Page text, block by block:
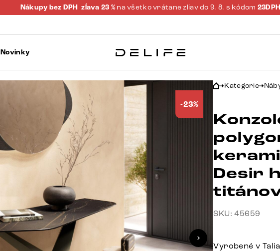
Nákupy bez DPH zĺava 23 % na všetko vrátane zliav do 9. 8. s kódom 23DPH
Novinky
-23%
Kategorie
Desir
SKU: 45659
Vyrobené v